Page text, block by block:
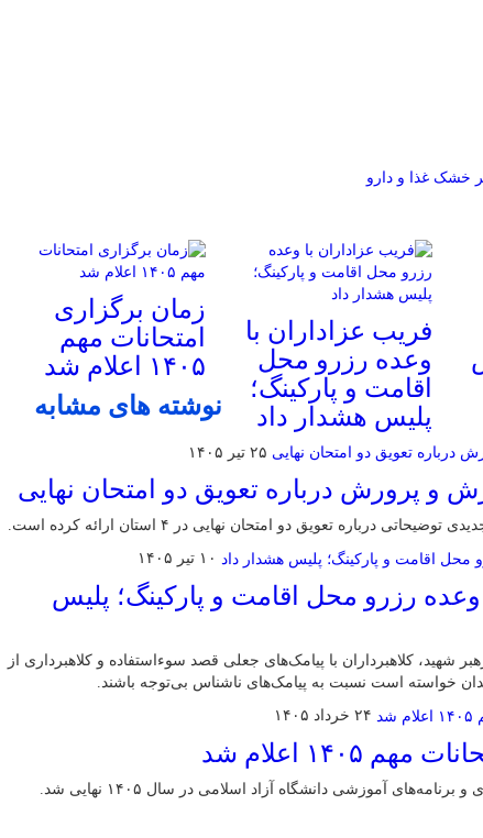
خشک غذا و دارو
فریب عزاداران با
وعده رزرو محل
اقامت و پارکینگ؛
پلیس هشدار داد
زمان برگزاری
امتحانات مهم
۱۴۰۵ اعلام شد
نوشته های مشابه
۲۵ تیر ۱۴۰۵
و پرورش درباره تعویق دو امتحان نهایی
درباره تعویق دو امتحان نهایی در ۴ استان ارائه کرده است.
۱۰ تیر ۱۴۰۵
وعده رزرو محل اقامت و پارکینگ؛ پلیس
شهید، کلاهبرداران با پیامک‌های جعلی قصد سوءاستفاده و کلاهبرداری از
خواسته است نسبت به پیامک‌های ناشناس بی‌توجه باشند.
۲۴ خرداد ۱۴۰۵
۱۴۰۵ اعلام شد
آموزشی دانشگاه آزاد اسلامی در سال ۱۴۰۵ نهایی شد.